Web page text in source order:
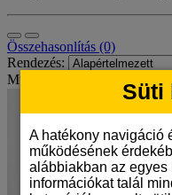
Összehasonlítás (0)
Rendezés:
Mutat:
Süti
A hatékony navigáció
működésének
alábbiakban az egyes
információkat talál